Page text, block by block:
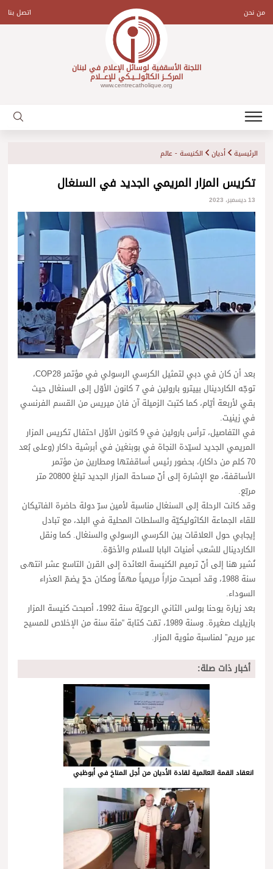
contentمن نحن اتصل بنا
اللجنة الأسقفية لوسائل الإعلام في لبنان
المركـــز الكاثولـــيـكي للإعـــلام
www.centrecatholique.org
الرئيسية أديان الكنيسة - عالم
تكريس المزار المريمي الجديد في السنغال
13 ديسمبر، 2023
بعد أن كان في دبي لتمثيل الكرسي الرسولي في مؤتمر COP28،
توجّه الكاردينال بييترو بارولين في 7 كانون الأوّل إلى السنغال حيث
بقي لأربعة أيّام، كما كتبت الزميلة آن فان ميريس من القسم الفرنسي
في زينيت.
في التفاصيل، ترأس بارولين في 9 كانون الأوّل احتفال تكريس المزار
المريمي الجديد لسيّدة النجاة في بوبنغين في أبرشية داكار (وعلى بُعد
70 كلم من داكار)، بحضور رئيس أساقفتها ومطارين من مؤتمر
الأساقفة، مع الإشارة إلى أنّ مساحة المزار الجديد تبلغ 20800 متر
مربّع.
وقد كانت الرحلة إلى السنغال مناسبة لأمين سرّ دولة حاضرة الفاتيكان
للقاء الجماعة الكاثوليكيّة والسلطات المحلية في البلد، مع تبادل
إيجابي حول العلاقات بين الكرسي الرسولي والسنغال. كما ونقل
الكاردينال للشعب أمنيات البابا للسلام والأخوّة.
نُشير هنا إلى أنّ ترميم الكنيسة العائدة إلى القرن التاسع عشر انتهى
سنة 1988، وقد أصبحت مزاراً مريمياً مهمّاً ومكان حجّ يضمّ العذراء
السوداء.
بعد زيارة يوحنا بولس الثاني الرعويّة سنة 1992، أصبحت كنيسة المزار
بازيليك صغيرة. وسنة 1989، تمّت كتابة “مئة سنة من الإخلاص للمسيح
عبر مريم” لمناسبة مئوية المزار.
أخبار ذات صلة:
انعقاد القمة العالمية لقادة الأديان من أجل المناخ في أبوظبي